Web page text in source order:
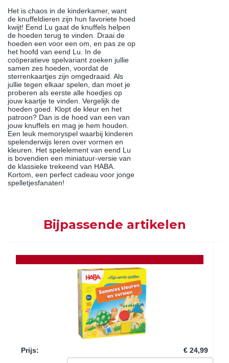
Het is chaos in de kinderkamer, want
de knuffeldieren zijn hun favoriete hoed
kwijt! Eend Lu gaat de knuffels helpen
de hoeden terug te vinden. Draai de
hoeden een voor een om, en pas ze op
het hoofd van eend Lu. In de
coöperatieve spelvariant zoeken jullie
samen zes hoeden, voordat de
sterrenkaartjes zijn omgedraaid. Als
jullie tegen elkaar spelen, dan moet je
proberen als eerste alle hoedjes op
jouw kaartje te vinden. Vergelijk de
hoeden goed. Klopt de kleur en het
patroon? Dan is de hoed van een van
jouw knuffels en mag je hem houden.
Een leuk memoryspel waarbij kinderen
spelenderwijs leren over vormen en
kleuren. Het spelelement van eend Lu
is bovendien een miniatuur-versie van
de klassieke trekeend van HABA.
Kortom, een perfect cadeau voor jonge
spelletjesfanaten!
Bijpassende artikelen
Prijs: € 24,99